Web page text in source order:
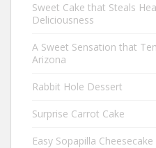
Sweet Cake that Steals
Deliciousness
A Sweet Sensation that
Arizona
Rabbit Hole Dessert
Surprise Carrot Cake
Easy Sopapilla